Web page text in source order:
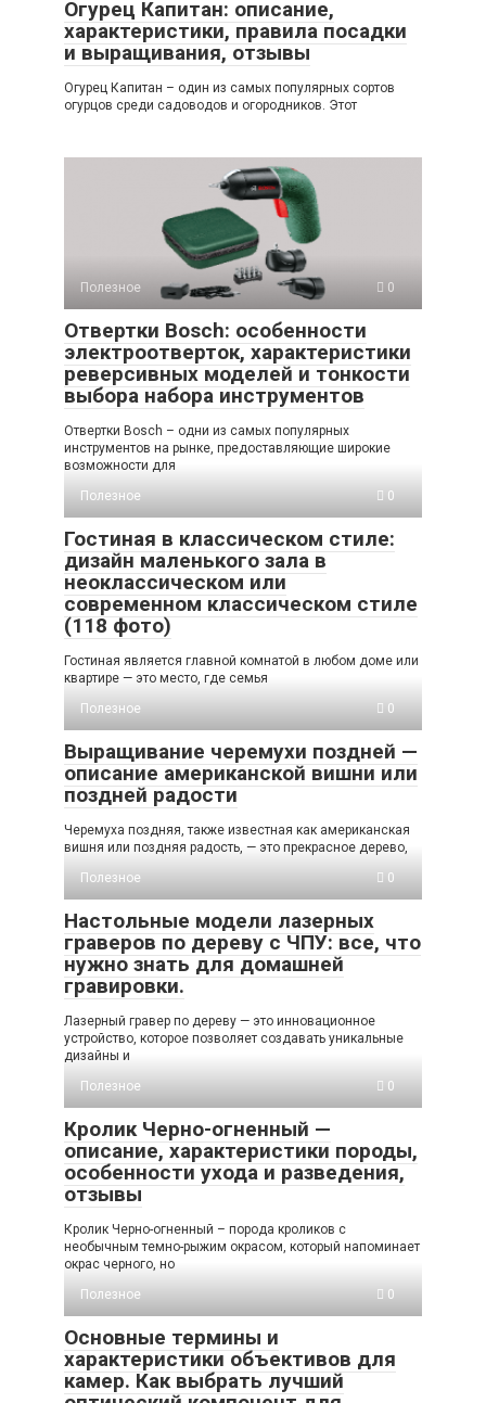
Огурец Капитан: описание,
характеристики, правила посадки
и выращивания, отзывы
Огурец Капитан – один из самых популярных сортов
огурцов среди садоводов и огородников. Этот
Полезное 0
Отвертки Bosch: особенности
электроотверток, характеристики
реверсивных моделей и тонкости
выбора набора инструментов
Отвертки Bosch – одни из самых популярных
инструментов на рынке, предоставляющие широкие
возможности для
Полезное
0
Гостиная в классическом стиле:
дизайн маленького зала в
неоклассическом или
современном классическом стиле
(118 фото)
Гостиная является главной комнатой в любом доме или
квартире — это место, где семья
Полезное
0
Выращивание черемухи поздней —
описание американской вишни или
поздней радости
Черемуха поздняя, также известная как американская
вишня или поздняя радость, — это прекрасное дерево,
Полезное
0
Настольные модели лазерных
граверов по дереву с ЧПУ: все, что
нужно знать для домашней
гравировки.
Лазерный гравер по дереву — это инновационное
устройство, которое позволяет создавать уникальные
дизайны и
Полезное
0
Кролик Черно-огненный —
описание, характеристики породы,
особенности ухода и разведения,
отзывы
Кролик Черно-огненный – порода кроликов с
необычным темно-рыжим окрасом, который напоминает
окрас черного, но
Полезное
0
Основные термины и
характеристики объективов для
камер. Как выбрать лучший